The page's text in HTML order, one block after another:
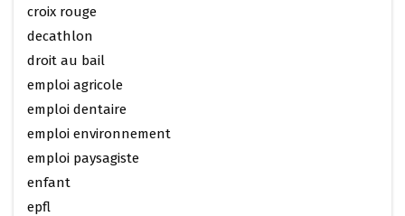
croix rouge
decathlon
droit au bail
emploi agricole
emploi dentaire
emploi environnement
emploi paysagiste
enfant
epfl